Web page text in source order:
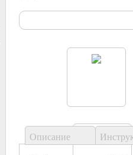
Описание